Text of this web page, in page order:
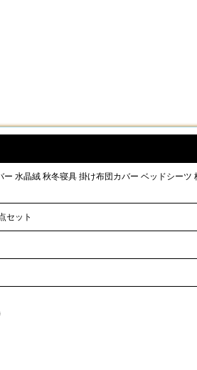
ー 水晶絨 秋冬寝具 掛け布団カバー ベッドシー
セット